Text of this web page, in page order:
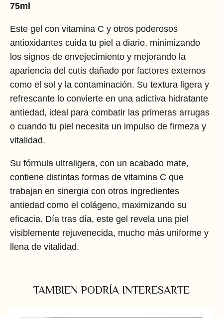
75ml
Este gel con vitamina C y otros poderosos
antioxidantes cuida tu piel a diario, minimizando
los signos de envejecimiento y mejorando la
apariencia del cutis dañado por factores externos
como el sol y la contaminación. Su textura ligera y
refrescante lo convierte en una adictiva hidratante
antiedad, ideal para combatir las primeras arrugas
o cuando tu piel necesita un impulso de firmeza y
vitalidad.
Su fórmula ultraligera, con un acabado mate,
contiene distintas formas de vitamina C que
trabajan en sinergia con otros ingredientes
antiedad como el colágeno, maximizando su
eficacia. Día tras día, este gel revela una piel
visiblemente rejuvenecida, mucho más uniforme y
llena de vitalidad.
TAMBIEN PODRÍA INTERESARTE